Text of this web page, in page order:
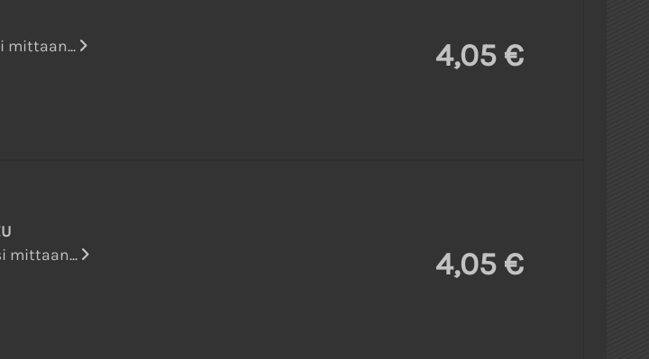
mittaan...
4,05 €
mittaan...
4,05 €